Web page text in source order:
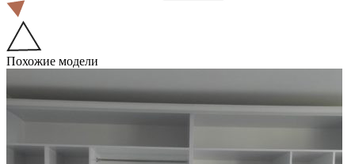
Похожие модели